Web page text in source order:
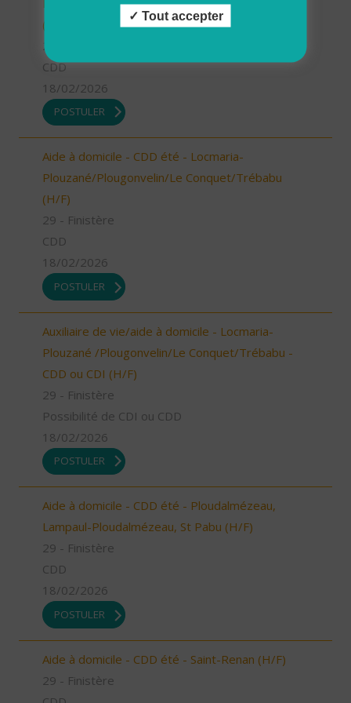
(H/F)
29 - Finistère
CDD
18/02/2026
POSTULER
Aide à domicile - CDD été - Locmaria-
Plouzané/Plougonvelin/Le Conquet/Trébabu
(H/F)
29 - Finistère
CDD
18/02/2026
POSTULER
Auxiliaire de vie/aide à domicile - Locmaria-
Plouzané /Plougonvelin/Le Conquet/Trébabu -
CDD ou CDI (H/F)
29 - Finistère
Possibilité de CDI ou CDD
18/02/2026
POSTULER
Aide à domicile - CDD été - Ploudalmézeau,
Lampaul-Ploudalmézeau, St Pabu (H/F)
29 - Finistère
CDD
18/02/2026
POSTULER
Aide à domicile - CDD été - Saint-Renan (H/F)
29 - Finistère
Tout accepter